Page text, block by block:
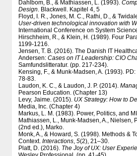
Dahlbom, B., & Mathiassen, L. (1993).
Design. Blackwell. Kapitel 4, 5
Floyd, I. R., Jones, M. C., Rathi, D., &
User-driven technological innovation with
International Conference on System
Hirschheim, R., & Klein, H. (1989). Four
1199-1216.
Jensen, T. B. (2016). The Danish IT
Andersen: Cases on IT Leadership: CIO
Samfundslitteratur. (pp. 217-234).
Kensing, F., & Munk-Madsen, A. (1993).
78-83.
Laudon, K. C., & Laudon, J. P. (2014).
Pearson Education. (Chapter 13)
Levy, Jaime. (2015). UX Strategy: How to
Media, Inc. (Chapter 4)
Markus, L. M. (1983). Power, Politics, and
Mathiassen, L., Munk-Madsen, A., Nielsen,
(2nd ed.), Marko.
Monk, A., & Howard, S. (1998). Methods &
Context. Interactions, 5(2), 21–30.
Platt, D. (2016). The Joy of UX: User